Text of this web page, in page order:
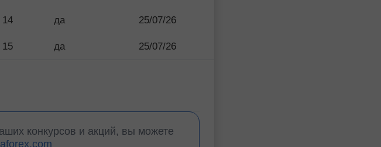
14 да 25/07/26
15 да 25/07/26
конкурсов и акций, вы можете